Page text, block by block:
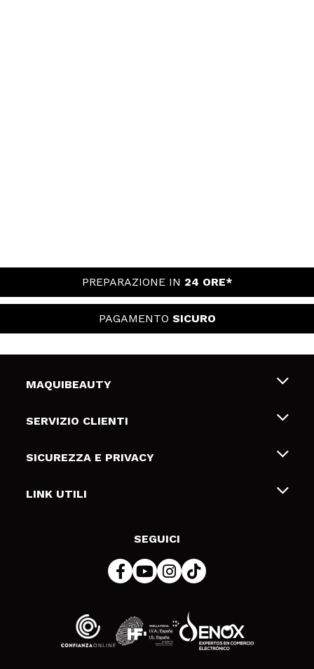
PREPARAZIONE IN 24 ORE*
PAGAMENTO SICURO
MAQUIBEAUTY
Chi siamo
Gift Cards
SERVIZIO CLIENTI
Spedizioni & Resi
Metodi di pagamamento
SICUREZZA E PRIVACY
Termini e condizioni
LINK UTILI
SEGUICI